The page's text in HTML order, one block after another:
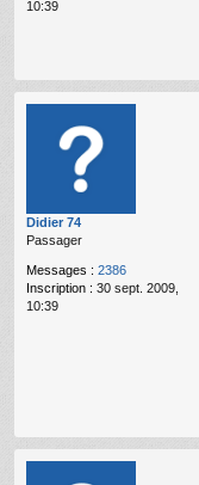
10:39
Didier 74
Passager
Messages : 2386
Inscription : 30 sept. 2009,
10:39